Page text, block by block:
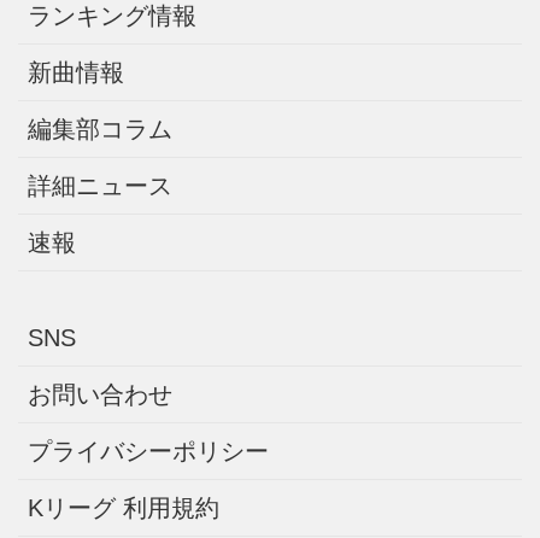
ランキング情報
新曲情報
編集部コラム
詳細ニュース
速報
SNS
お問い合わせ
プライバシーポリシー
Kリーグ 利用規約